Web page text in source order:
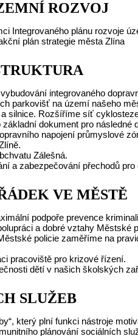
ROZVOJ
Integrovaného plánu rozvoje
plán strategie města Zlína
integrovaného
parkovišť na území našeho
silnice. Rozšíříme síť
dokument pro následné
napojení průmyslové
Zálešná.
a zabezpečování přechodů pro
VE MĚSTĚ
podpoře prevence
a dobré vztahy
policie zaměříme na
pracoviště pro krizové řízení.
dětí v našich školských
SLUŽEB
který plní funkci nástroje
plánování sociálních